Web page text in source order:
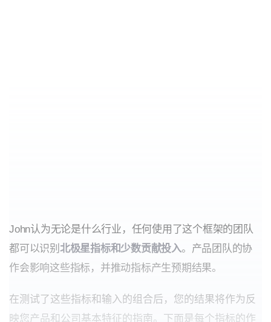
John认为无论是什么行业， 任何使用了这个框架的团队
都可以识别 北极星指标和少数贡献投入。产品团队的协
作会影响这些指标，并推动指标产生预期结果。
在测试了这些指标和输入的组合后，您的结果将作为反
映您产品和公司基本特征的指南。下面是每个指标的作